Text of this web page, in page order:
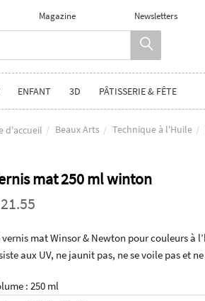
Magazine Newsletters
ENFANT 3D PÂTISSERIE & FÊTE
d'accueil Beaux Arts Technique à l'Huile
mat 250 ml winton
vernis mat Winsor & Newton pour couleurs à
aux UV, ne jaunit pas, ne se voile pas et
: 250 ml